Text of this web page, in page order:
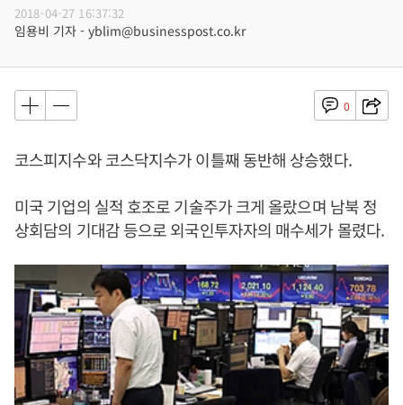
2018-04-27 16:37:32
임용비 기자 - yblim@businesspost.co.kr
0
코스피지수와 코스닥지수가 이틀째 동반해 상승했다.
미국 기업의 실적 호조로 기술주가 크게 올랐으며 남북 정
상회담의 기대감 등으로 외국인투자자의 매수세가 몰렸다.